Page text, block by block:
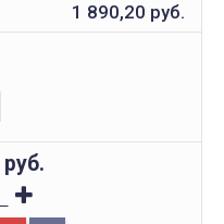
1 890,20 руб.
руб.